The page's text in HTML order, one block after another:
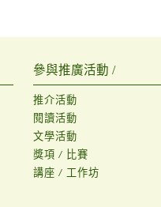
參與推廣活動 /
推介活動
閱讀活動
文學活動
獎項 / 比賽
講座 / 工作坊